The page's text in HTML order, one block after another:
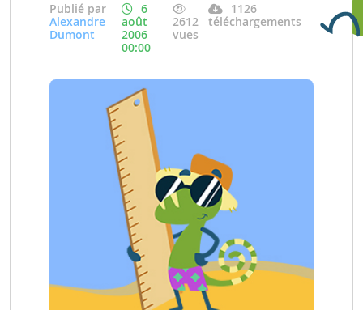
Publié par
Alexandre
Dumont
6
août
2006
00:00
2612
vues
1126
téléchargements